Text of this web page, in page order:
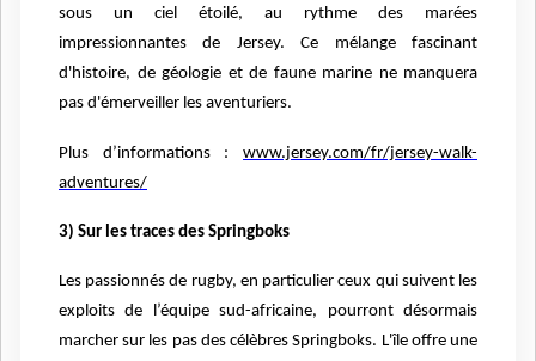
sous un ciel étoilé, au rythme des marées
impressionnantes de Jersey. Ce mélange fascinant
d'histoire, de géologie et de faune marine ne manquera
pas d'émerveiller les aventuriers.
Plus d’informations : www.jersey.com/fr/jersey-walk-
adventures/
3) Sur les traces des Springboks
Les passionnés de rugby, en particulier ceux qui suivent les
exploits de l’équipe sud-africaine, pourront désormais
marcher sur les pas des célèbres Springboks. L'île offre une